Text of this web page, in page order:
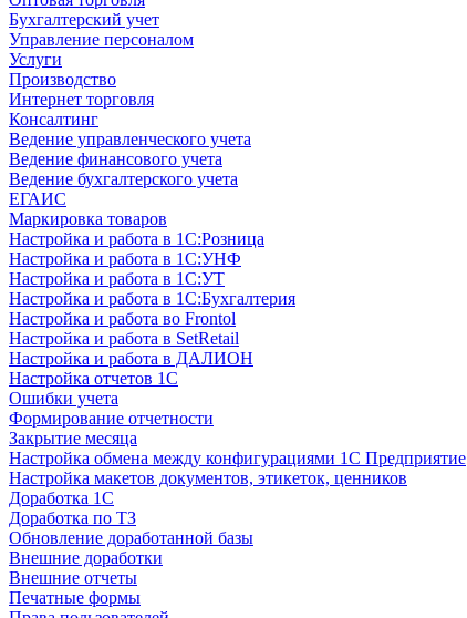
Бухгалтерский учет
Управление персоналом
Услуги
Производство
Интернет торговля
Консалтинг
Ведение управленческого учета
Ведение финансового учета
Ведение бухгалтерского учета
ЕГАИС
Маркировка товаров
Настройка и работа в 1С:Розница
Настройка и работа в 1С:УНФ
Настройка и работа в 1С:УТ
Настройка и работа в 1С:Бухгалтерия
Настройка и работа во Frontol
Настройка и работа в SetRetail
Настройка и работа в ДАЛИОН
Настройка отчетов 1С
Ошибки учета
Формирование отчетности
Закрытие месяца
Настройка обмена между конфигурациями 1С Предприятие
Настройка макетов документов, этикеток, ценников
Доработка 1С
Доработка по ТЗ
Обновление доработанной базы
Внешние доработки
Внешние отчеты
Печатные формы